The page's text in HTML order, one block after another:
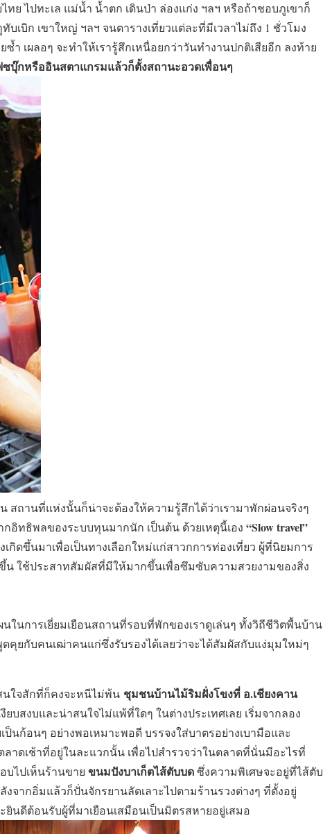
ย ไปทะเล แม่น้ำ น้ำตก เดินป่า ล่องแก่ง ฯลฯ หรือถ้าชอบภูเขาก็
บเบิก เขาใหญ่ ฯลฯ จนตารางเที่ยวแต่ละที่มีเวลาไม่ถึง 1 ชั่วโมง
ำ เผลอๆ จะทำให้เรารู้สึกเหนื่อยกว่าวันทำงานปกติเสียอีก ลงท้าย
ซบุ๊กหรืออินสตาแกรมแล้วก็ตั้งสถานะอวดเพื่อนๆ
สถานที่แห่งนั้นก็น่าจะต้องให้ความรู้สึกได้ว่าเรามาพักผ่อนจริงๆ
อิทธิพลของระบบทุนมากนัก เป็นต้น ด้วยเหตุนี้เอง “Slow travel”
เกิดขึ้นมาเพื่อเป็นทางเลือกใหม่แก่สาวกการท่องเที่ยว ผู้ที่นิยมการ
น ใช้ประสาทสัมผัสที่มีให้มากขึ้นเพื่อซึมซับความสวยงามของสิ่ง
ในการเยี่ยมเยือนสถานที่รอบที่พักของเราดูเล่นๆ ทั้งวิถีชีวิตพื้นบ้าน
ยกับคนเฒ่าคนแก่ซึ่งรับรองได้เลยว่าจะได้สัมผัสกับแง่มุมใหม่ๆ
นใจสักที่ก็คงจะหนีไม่พ้น ชุมชนบ้านไม้ริมฝั่งโขงที่ อ.เชียงคาน
บสงบและน่าสนใจไม่แพ้ที่ใดๆ ในต่างประเทศเลย เริ่มจากลอง
นก้อนๆ อย่างพอเหมาะพอดี บรรจงใส่บาตรอย่างเบามือและ
ดเช้าที่อยู่ในละแวกนั้น เพื่อไปสำรวจว่าในตลาดที่นั่นมีอะไรที่
บไปเห็นร้านขาย ขนมปังบาเก็ตไส้ตับบดซึ่งความพิเศษจะอยู่ที่ไส้ตับ
จากอิ่มแล้วก็ปั่นจักรยานลัดเลาะไปตามร้านรวงต่างๆ ที่ตั้งอยู่
ยินดีต้อนรับผู้ที่มาเยือนเสมือนเป็นมิตรสหายอยู่เสมอ